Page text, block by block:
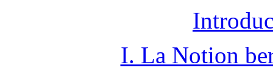
I. La Notion